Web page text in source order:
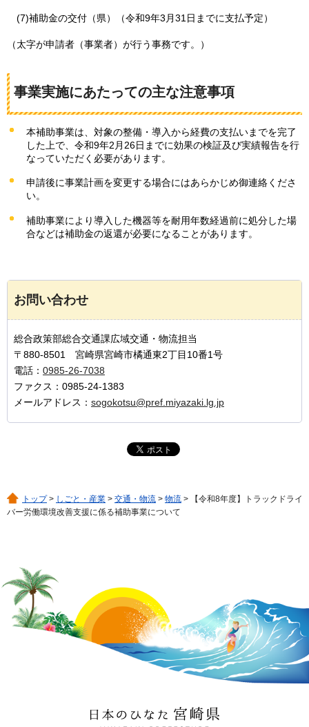
(7)補助金の交付（県）（令和9年3月31日までに支払予定）
（太字が申請者（事業者）が行う事務です。）
事業実施にあたっての主な注意事項
本補助事業は、対象の整備・導入から経費の支払いまでを完了
した上で、令和9年2月26日までに効果の検証及び実績報告を行
なっていただく必要があります。
申請後に事業計画を変更する場合にはあらかじめ御連絡くださ
い。
補助事業により導入した機器等を耐用年数経過前に処分した場
合などは補助金の返還が必要になることがあります。
お問い合わせ
総合政策部総合交通課広域交通・物流担当
〒880-8501 宮崎県宮崎市橘通東2丁目10番1号
電話： 0985-26-7038
ファクス：0985-24-1383
メールアドレス： sogokotsu@pref.miyazaki.lg.jp
トップ> しごと・産業 > 交通・物流 > 物流 > 【令和8年度】トラックドライ
バー労働環境改善支援に係る補助事業について
日本のひなた 宮崎県